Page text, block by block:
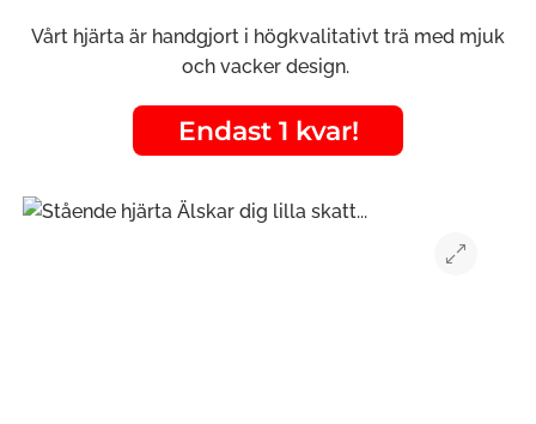
Vårt hjärta är handgjort i högkvalitativt trä med mjuk
och vacker design.
Endast 1 kvar!